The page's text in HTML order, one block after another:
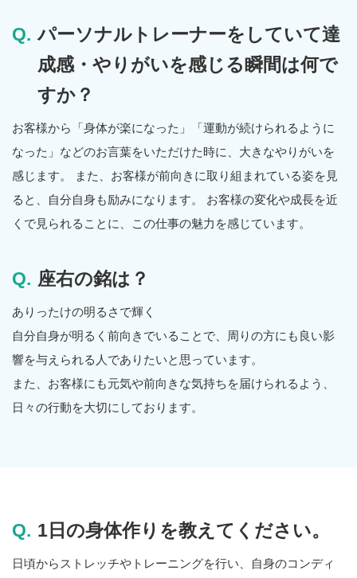
パーソナルトレーナーをしていて達
成感・やりがいを感じる瞬間は何で
すか？
お客様から「身体が楽になった」「運動が続けられるように
なった」などのお言葉をいただけた時に、大きなやりがいを
感じます。 また、お客様が前向きに取り組まれている姿を見
ると、自分自身も励みになります。 お客様の変化や成長を近
くで見られることに、この仕事の魅力を感じています。
座右の銘は？
ありったけの明るさで輝く
自分自身が明るく前向きでいることで、周りの方にも良い影
響を与えられる人でありたいと思っています。
また、お客様にも元気や前向きな気持ちを届けられるよう、
日々の行動を大切にしております。
1日の身体作りを教えてください。
日頃からストレッチやトレーニングを行い、自身のコンディ